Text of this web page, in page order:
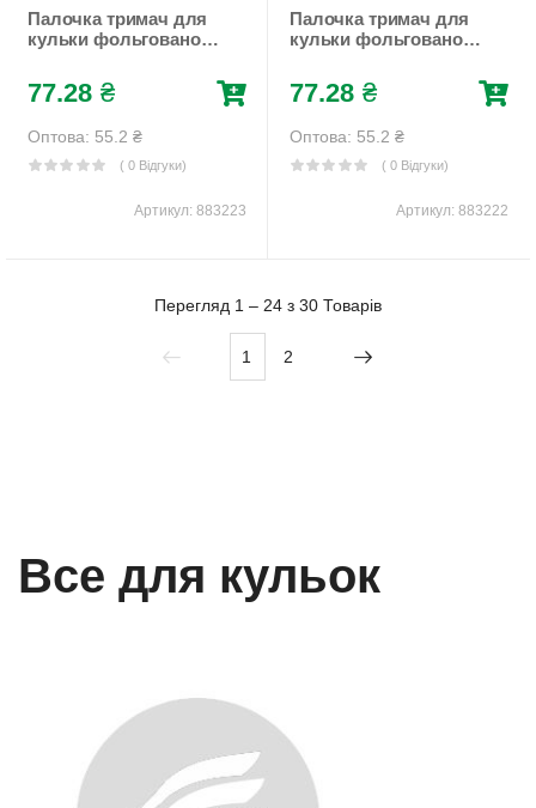
Палочка тримач для
кульки фольгованої
Рожевий Unison
(883223)
77.28 ₴
Оптова: 55.2 ₴
( 0 Відгуки)
Артикул: 883223
Палочка тримач для
кульки фольгованої
червона Червоний
Unison (883222)
77.28 ₴
Оптова: 55.2 ₴
( 0 Відгуки)
Артикул: 883222
Перегляд 1 – 24 з 30 Товарів
1 2
все для кульок